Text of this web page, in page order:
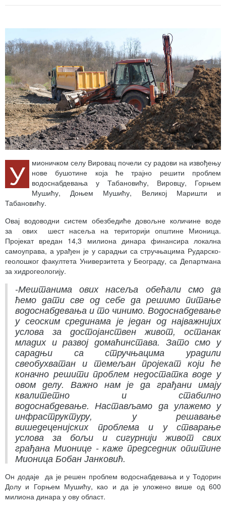
У
мионичком селу Вировац почели су радови на извођењу
нове бушотине која ће трајно решити проблем
водоснабдевања у Табановићу, Вировцу, Горњем
Мушићу, Доњем Мушићу, Великој Маришти и
Табановићу.
Овај водоводни систем обезбедиће довољне количине воде
за ових шест насеља на територији општине Мионица.
Пројекат вредан 14,3 милиона динара финансира локална
самоуправа, а урађен је у сарадњи са стручњацима Рударско-
геолошког факултета Универзитета у Београду, са Департмана
за хидрогеологију.
-Мештанима ових насеља обећали смо да
ћемо дати све од себе да решимо питање
водоснабдевања и то чинимо. Водоснабдевање
у сеоским срединама је један од најважнијих
услова за достојанствен живот, останак
младих и развој домаћинстава. Зато смо у
сарадњи са стручњацима урадили
свеобухватан и темељан пројекат који ће
коначно решити проблем недостатка воде у
овом делу. Важно нам је да грађани имају
квалитетно и стабилно
водоснабдевање. Настављамо да улажемо у
инфраструктуру, у решавање
вишедеценијских проблема и у стварање
услова за бољи и сигурнији живот свих
грађана Мионице - каже председник општине
Мионица Бобан Јанковић.
Он додаје да је решен проблем водоснабдевања и у Тодорин
Долу и Горњем Мушићу, као и да је уложено више од 600
милиона динара у ову област.